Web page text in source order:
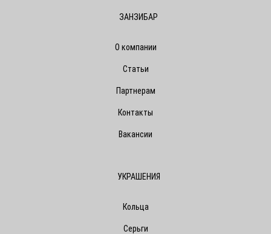
ЗАНЗИБАР
О компании
Статьи
Партнерам
Контакты
Вакансии
УКРАШЕНИЯ
Кольца
Серьги